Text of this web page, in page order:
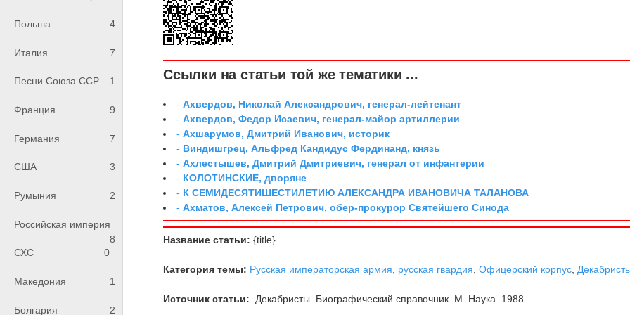
Польша 4
Италия 7
Песни Союза ССР 1
Франция 9
Германия 7
США 3
Румыния 2
Российская империя
8
СХС
0
Македония 1
Болгария 2
Ссылки на статьи той же тематики ...
-Ахвердов, Николай Александрович, генерал-лейтенант
-Ахвердов, Федор Исаевич, генерал-майор артиллерии
-Ахшарумов, Дмитрий Иванович, историк
- Виндишгрец, Альфред Кандидус Фердинанд, князь
-Ахлестышев, Дмитрий Дмитриевич, генерал от инфантерии
- КОЛОТИНСКИЕ, дворяне
- К СЕМИДЕСЯТИШЕСТИЛЕТИЮ АЛЕКСАНДРА ИВАНОВИЧА ТАЛАНОВА
-Ахматов, Алексей Петрович, обер-прокурор Святейшего Синода
Название статьи: {title}
Категория темы: Русская императорская армия русская гвардия ,Офицерский корпус
Источник статьи: Декабристы. Биографический справочник. М. Наука. 1988.